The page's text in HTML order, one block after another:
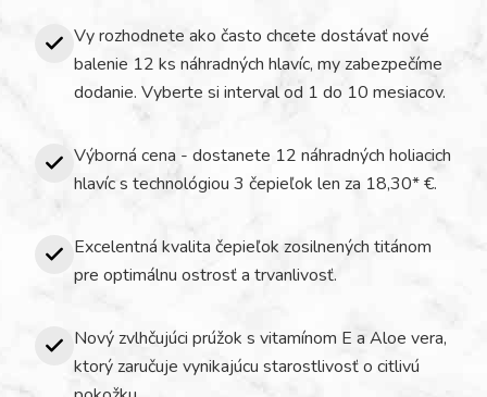
Vy rozhodnete ako často chcete dostávať nové
balenie 12 ks náhradných hlavíc, my zabezpečíme
dodanie. Vyberte si interval od 1 do 10 mesiacov.
Výborná cena - dostanete 12 náhradných holiacich
hlavíc s technológiou 3 čepieľok len za 18,30* €.
Excelentná kvalita čepieľok zosilnených titánom
pre optimálnu ostrosť a trvanlivosť.
Nový zvlhčujúci prúžok s vitamínom E a Aloe vera,
ktorý zaručuje vynikajúcu starostlivosť o citlivú